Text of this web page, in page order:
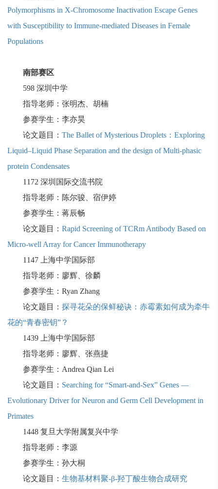
Polymorphisms in X-Chromosome Inactivation Escape Genes
with Susceptibility to Immune-mediated Diseases in Female
Populations
南部赛区
598 深圳中学
指导老师：张明杰、胡楠
参赛学生：李亦昊
论文题目： The Ballet of Mysterious Droplets：Exploring
Liquid–Liquid Phase Separation and the design of Multi-phasic
protein Condensates
1172 深圳国际交流书院
指导老师：陈尔骏、宿伊婷
参赛学生：蒋辰畅
论文题目： Rapid Screening of TCRm Antibody Based on
Micro-well Array for Cancer Immunotherapy
1147
上海中学国际部
指导老师：廖辉、徐麟
参赛学生： Ryan Zhang
论文题目： 探寻花朵的保鲜秘诀：赤霉素如何成为牵牛
花的“青春密钥”？
1439
上海中学国际部
指导老师：廖辉、张燕捷
参赛学生： Andrea Qian Lei
论文题目： Searching for “Smart-and-Sex” Genes —
Evolutionary Driver for Neuron and Germ Cell Development in
Primates
1448 复旦大学附属复兴中学
指导老师：李源
参赛学生：孙大桐
论文题目： 生物基材料聚-β-羟丁酸生物合成研究